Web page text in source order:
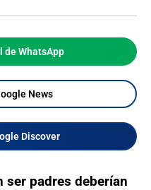
de WhatsApp
News
Discover
ser padres deberían